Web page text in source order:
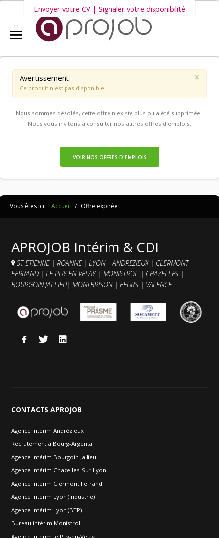
Accueil
Aprojob ?
Entreprises
Offres d'emploi
Salariés Aprojob
Envoyer votre CV | Signaler votre disponibilité
×
Avertissement
Ce produit n'est pas disponible
Nous sommes désolés, cette offre n'existe plus ou a été supprimée.
Nous vous invitons à consulter nos autres offres d'emplois.
VOIR NOS OFFRES D'EMPLOIS
Vous êtes ici : Accueil / Offre expirée
APROJOB Intérim & CDI
ST ETIENNE| ROANNE | LYON |ANDREZIEUX | CLERMONT
FERRAND | LE PUY EN VELAY| MONISTROL | CHAZELLES |
BOURGOIN JALLIEU| MONTBRISON | FEURS | VALENCE
CONTACTS APROJOB
Agence intérim Andrézieux
Recrutement à Bourg-Argental
Agence intérim Bourgoin Jallieu
Agence intérim Chazelles-Sur-Lyon
Agence intérim Clermont Ferrand
Agence intérim Lyon (Industrie)
Agence intérim Lyon (BTP)
Bureau intérim Monistrol
Agence intérim le Puy-en-Velay